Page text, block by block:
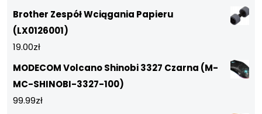
Brother Zespół Wciągania Papieru
(LX0126001)
19.00zł
MODECOM Volcano Shinobi 3327 Czarna (M-
MC-SHINOBI-3327-100)
99.99zł